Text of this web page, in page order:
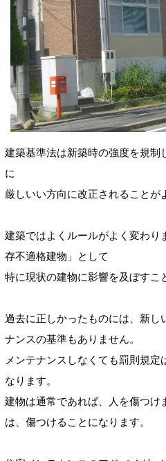
建築基準法は新築時の強度を規制
に
厳しいい方向に改正されることが
建築ではよくルールがよく変わり
存不適格建物」として
特に現状の建物に影響を及ぼすこ
過去に正しかったものには、新し
ナンスの基準もありません。
メンテナンスしなくても罰則規定
なります。
建物は通常であれば、人を傷つけ
は、傷つけることになります。